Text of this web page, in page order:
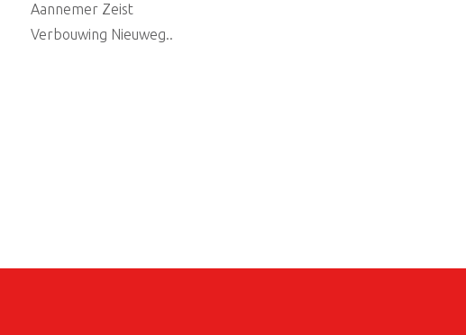
Aannemer Zeist
Verbouwing Nieuweg..